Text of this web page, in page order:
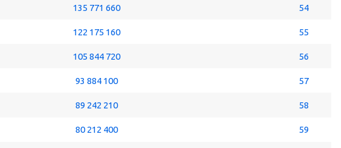
135 771 660 54
122 175 160 55
105 844 720 56
93 884 100 57
89 242 210 58
80 212 400 59